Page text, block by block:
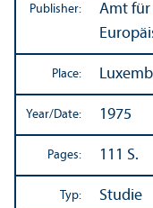
Publisher:
Amt für
Place:
Year/Date: 1975
Pages: 111 S.
Typ: Studie